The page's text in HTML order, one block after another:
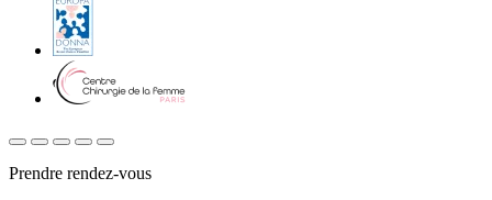
Prendre rendez-vous